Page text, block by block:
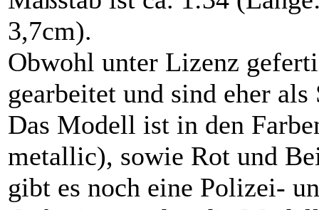
3,7cm).
Obwohl unter Lizenz
gearbeitet und sind eher als
Das Modell ist in den
metallic), sowie Rot und
gibt es noch eine Polizei-